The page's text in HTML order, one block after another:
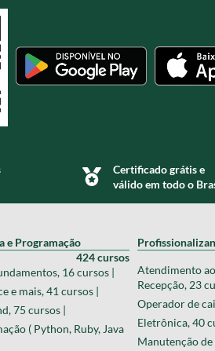
Certificado grátis e
válido em todo o
e Programação
424 cursos
16 cursos |
e mais, 41 cursos |
75 cursos |
( Python, Ruby, Java
Atendimento
Recepção, 23
Operador de
Eletrônica, 40
Manutenção